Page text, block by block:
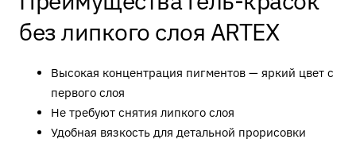
без липкого слоя ARTEX
Высокая концентрация пигментов — яркий цвет с
первого слоя
Не требуют снятия липкого слоя
Удобная вязкость для детальной прорисовки